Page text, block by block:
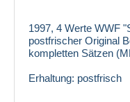
1997, 4 Werte WWF
postfrischer Original
kompletten Sätzen
Erhaltung: postfrisch